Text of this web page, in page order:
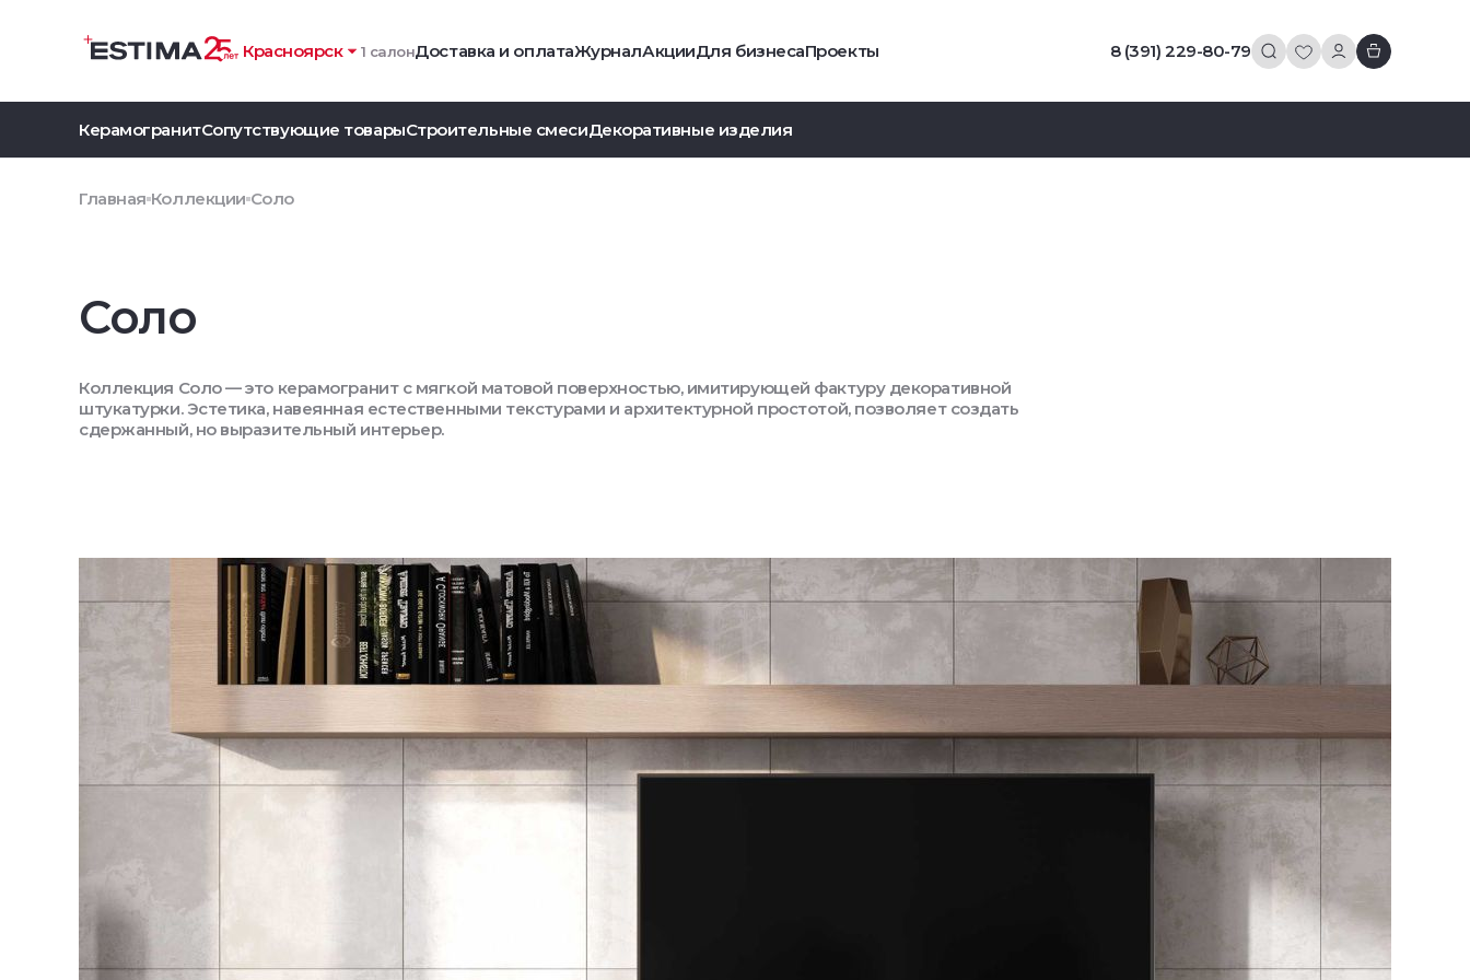
Красноярск 1 салонДоставка и оплатаЖурналАкцииДля бизнесаПроекты 8 (391) 229-80-79
КерамогранитСопутствующие товарыСтроительные смесиДекоративные изделия
Главная Коллекции Соло
Соло
Коллекция Соло — это керамогранит с мягкой матовой поверхностью, имитирующей фактуру декоративной
штукатурки. Эстетика, навеянная естественными текстурами и архитектурной простотой, позволяет создать
сдержанный, но выразительный интерьер.